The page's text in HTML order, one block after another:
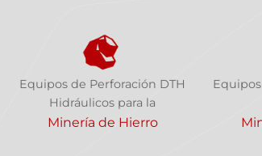
Equipos de Perforación DTH
Hidráulicos para la
Minería de Hierro